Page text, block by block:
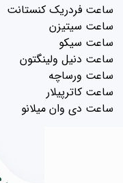
ساعت فردریک کنستانت
ساعت سیتیزن
ساعت سیکو
ساعت دنیل ولینگتون
ساعت ورساچه
ساعت کاترپیلار
ساعت دی وان میلانو